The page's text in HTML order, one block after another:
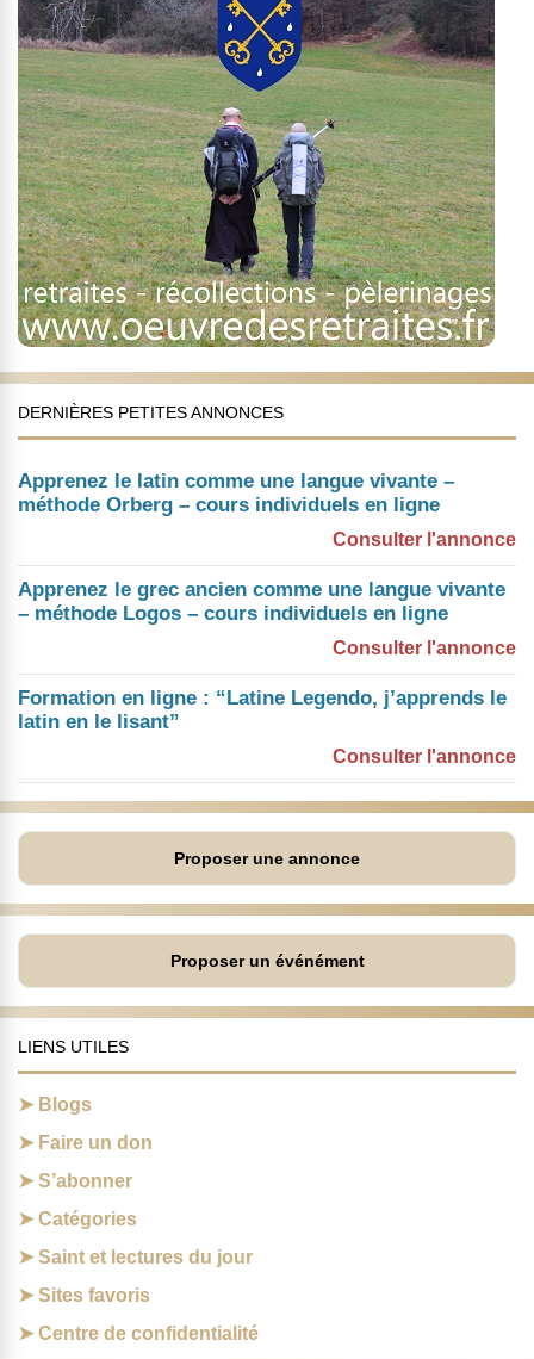
DERNIÈRES PETITES ANNONCES
Apprenez le latin comme une langue vivante –
méthode Orberg – cours individuels en ligne
Consulter l'annonce
Apprenez le grec ancien comme une langue vivante
– méthode Logos – cours individuels en ligne
Consulter l'annonce
Formation en ligne : “Latine Legendo, j’apprends le
latin en le lisant”
Consulter l'annonce
Proposer une annonce
Proposer un événément
LIENS UTILES
Blogs
Faire un don
S’abonner
Catégories
Saint et lectures du jour
Sites favoris
Centre de confidentialité